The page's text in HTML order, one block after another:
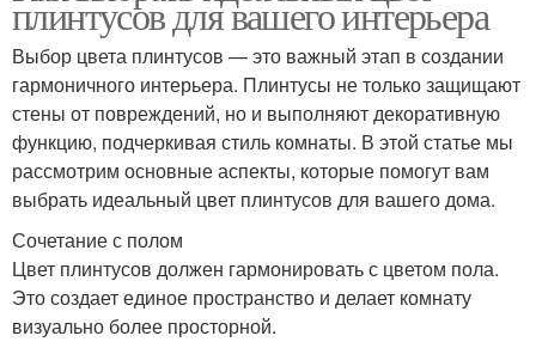
плинтусов для вашего интерьера
Выбор цвета плинтусов — это важный этап в создании
гармоничного интерьера. Плинтусы не только защищают
стены от повреждений, но и выполняют декоративную
функцию, подчеркивая стиль комнаты. В этой статье мы
рассмотрим основные аспекты, которые помогут вам
выбрать идеальный цвет плинтусов для вашего дома.
Сочетание с полом
Цвет плинтусов должен гармонировать с цветом пола.
Это создает единое пространство и делает комнату
визуально более просторной.